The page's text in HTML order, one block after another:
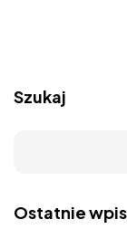
Szukaj
Ostatnie